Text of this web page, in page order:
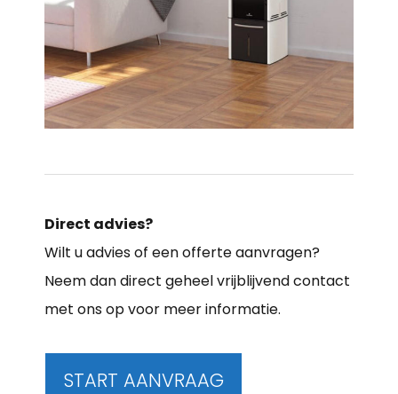
Direct advies?
Wilt u advies of een offerte aanvragen?
Neem dan direct geheel vrijblijvend contact
met ons op voor meer informatie.
START AANVRAAG